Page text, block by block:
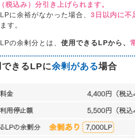
税込み）分引き上げられます。
に余裕がなかった場合、 3日以内に不
す。
の余剰分とは、 使用できるLPから、
きるLPに余剰がある場合